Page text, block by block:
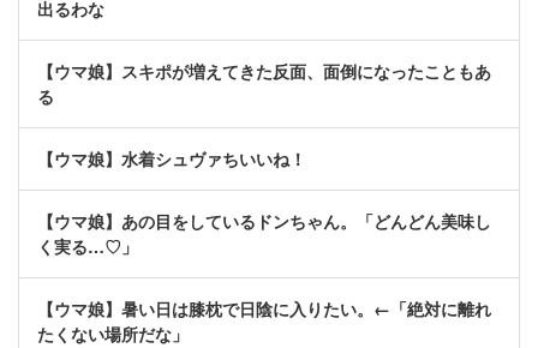
出るわな
【ウマ娘】スキポが増えてきた反面、面倒になったこともあ
る
【ウマ娘】水着シュヴァちいいね！
【ウマ娘】あの目をしているドンちゃん。「どんどん美味し
く実る…♡」
【ウマ娘】暑い日は膝枕で日陰に入りたい。←「絶対に離れ
たくない場所だな」